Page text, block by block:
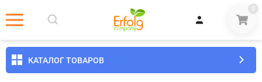
0
КАТАЛОГ ТОВАРОВ